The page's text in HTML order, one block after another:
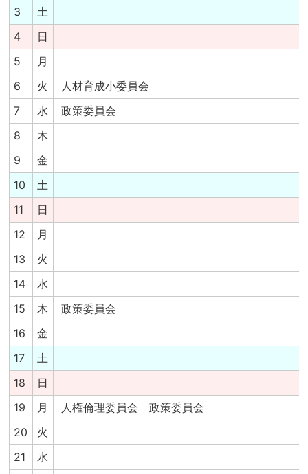
3
土
4
日
5
月
6
火
人材育成小委員会
7
水
政策委員会
8
木
9
金
10
土
11
日
12
月
13
火
14
水
15
木
政策委員会
16
金
17
土
18
日
19
月
人権倫理委員会 政策委員会
20
火
21
水